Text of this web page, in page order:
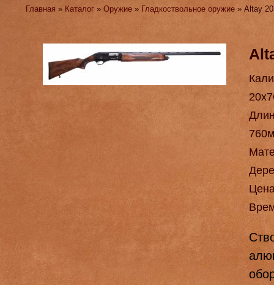
Главная » Каталог »Оружие » Гладкоствольное оружие » Altay 20